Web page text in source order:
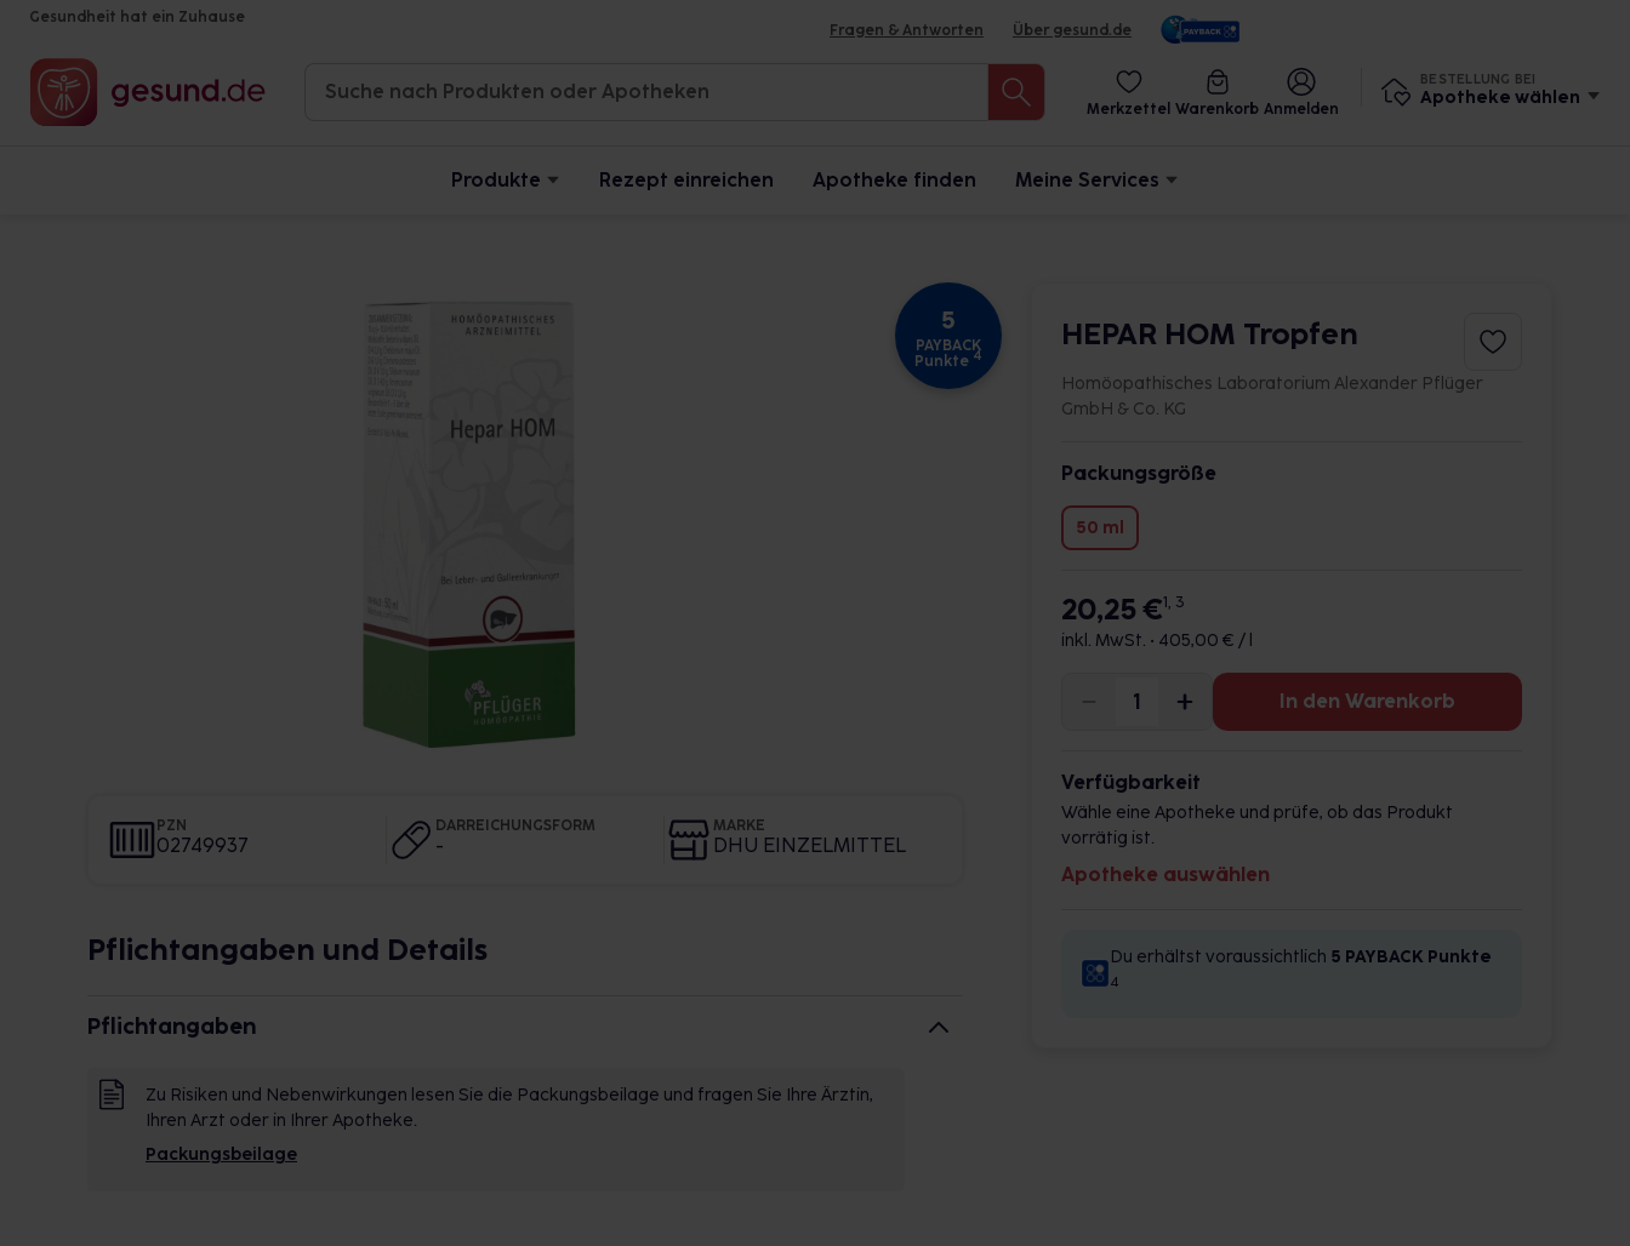
Gesundheit hat ein Zuhause
Fragen & Antworten Über gesund.de
Merkzettel Warenkorb Anmelden
BESTELLUNG BEI
Apotheke wählen
Produkte Rezept einreichen Apotheke finden Meine Services
5
PAYBACK
Punkte 4
PZN
02749937
DARREICHUNGSFORM
-
MARKE
DHU EINZELMITTEL
Pflichtangaben und Details
Pflichtangaben
Zu Risiken und Nebenwirkungen lesen Sie die Packungsbeilage und fragen Sie Ihre Ärztin,
Ihren Arzt oder in Ihrer Apotheke.
Packungsbeilage
HEPAR HOM Tropfen
Homöopathisches Laboratorium Alexander Pflüger
GmbH & Co. KG
Packungsgröße
50 ml
20,25 €1, 3
inkl. MwSt. • 405,00 € / l
In den Warenkorb
Verfügbarkeit
Wähle eine Apotheke und prüfe, ob das Produkt
vorrätig ist.
Apotheke auswählen
Du erhältst voraussichtlich 5 PAYBACK Punkte
4